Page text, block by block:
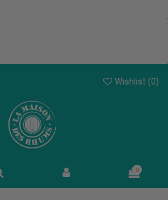
Wishlist (0)
0